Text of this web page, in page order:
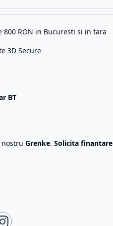
RON in Bucuresti si in tara
3D Secure
BT
Grenke. Solicita finantare